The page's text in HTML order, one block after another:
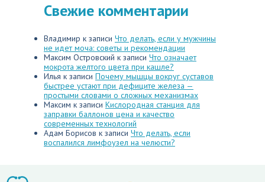
Свежие комментарии
Владимир к записи Что делать, если у мужчины
не идет моча: советы и рекомендации
Максим Островский к записи Что означает
мокрота желтого цвета при кашле?
Илья к записи Почему мышцы вокруг суставов
быстрее устают при дефиците железа —
простыми словами о сложных механизмах
Максим к записи Кислородная станция для
заправки баллонов цена и качество
современных технологий
Адам Борисов к записи Что делать, если
воспалился лимфоузел на челюсти?